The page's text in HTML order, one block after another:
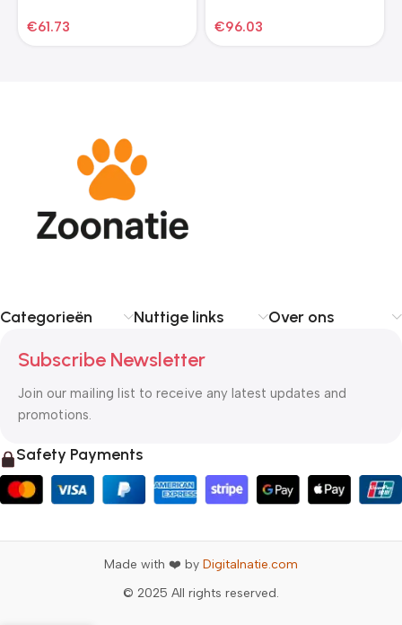
€61.73
€96.03
Categorieën Nuttige links Over ons
Subscribe Newsletter
Join our mailing list to receive any latest updates and
promotions.
Safety Payments
Made with ❤️ by Digitalnatie.com
© 2025 All rights reserved.